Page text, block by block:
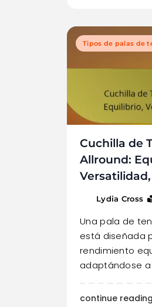
Tipos de palas de
Cuchilla de
Allround:
Lydia Cross
Una pala de
está diseñada
rendimiento
adaptándose a
continue